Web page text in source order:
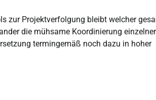
zur Projektverfolgung bleibt welcher
die mühsame Koordinierung einzelner
termingemäß noch dazu in hoher